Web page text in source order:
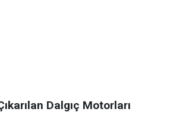
Dalgıç Motorları